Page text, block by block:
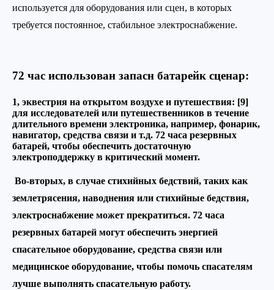
используется для оборудования или сцен, в которых
требуется постоянное, стабильное электроснабжение.
72 час использован запасн батарейк сценар:
1, эквестрия на открытом воздухе и путешествия: [9]
для исследователей или путешественников в течение
длительного времени электроника, например, фонарик,
навигатор, средства связи и т.д. 72 часа резервных
батарей, чтобы обеспечить достаточную
электроподдержку в критический момент.
Во-вторых, в случае стихийных бедствий, таких как
землетрясения, наводнения или стихийные бедствия,
электроснабжение может прекратиться. 72 часа
резервных батарей могут обеспечить энергией
спасательное оборудование, средства связи или
медицинское оборудование, чтобы помочь спасателям
лучше выполнять спасательную работу.